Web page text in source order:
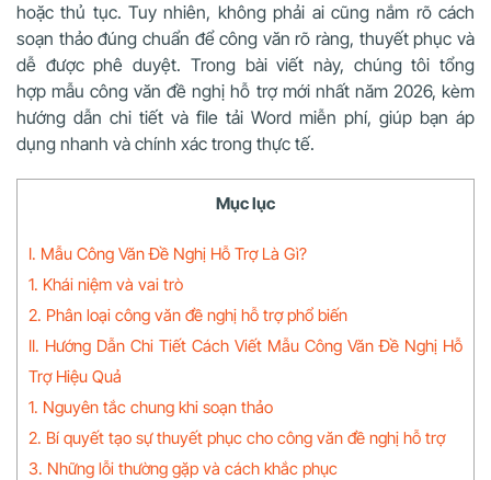
hoặc thủ tục. Tuy nhiên, không phải ai cũng nắm rõ cách
soạn thảo đúng chuẩn để công văn rõ ràng, thuyết phục và
dễ được phê duyệt. Trong bài viết này, chúng tôi tổng
hợp mẫu công văn đề nghị hỗ trợ mới nhất năm 2026, kèm
hướng dẫn chi tiết và file tải Word miễn phí, giúp bạn áp
dụng nhanh và chính xác trong thực tế.
Mục lục
I. Mẫu Công Văn Đề Nghị Hỗ Trợ Là Gì?
1. Khái niệm và vai trò
2. Phân loại công văn đề nghị hỗ trợ phổ biến
II. Hướng Dẫn Chi Tiết Cách Viết Mẫu Công Văn Đề Nghị Hỗ
Trợ Hiệu Quả
1. Nguyên tắc chung khi soạn thảo
2. Bí quyết tạo sự thuyết phục cho công văn đề nghị hỗ trợ
3. Những lỗi thường gặp và cách khắc phục